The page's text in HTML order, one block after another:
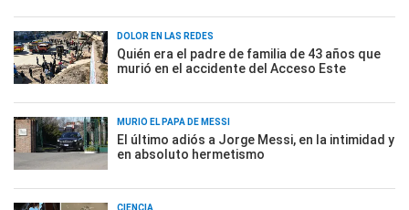
DOLOR EN LAS REDES
Quién era el padre de familia de 43 años que
murió en el accidente del Acceso Este
MURIÓ EL PAPÁ DE MESSI
El último adiós a Jorge Messi, en la intimidad y
en absoluto hermetismo
CIENCIA